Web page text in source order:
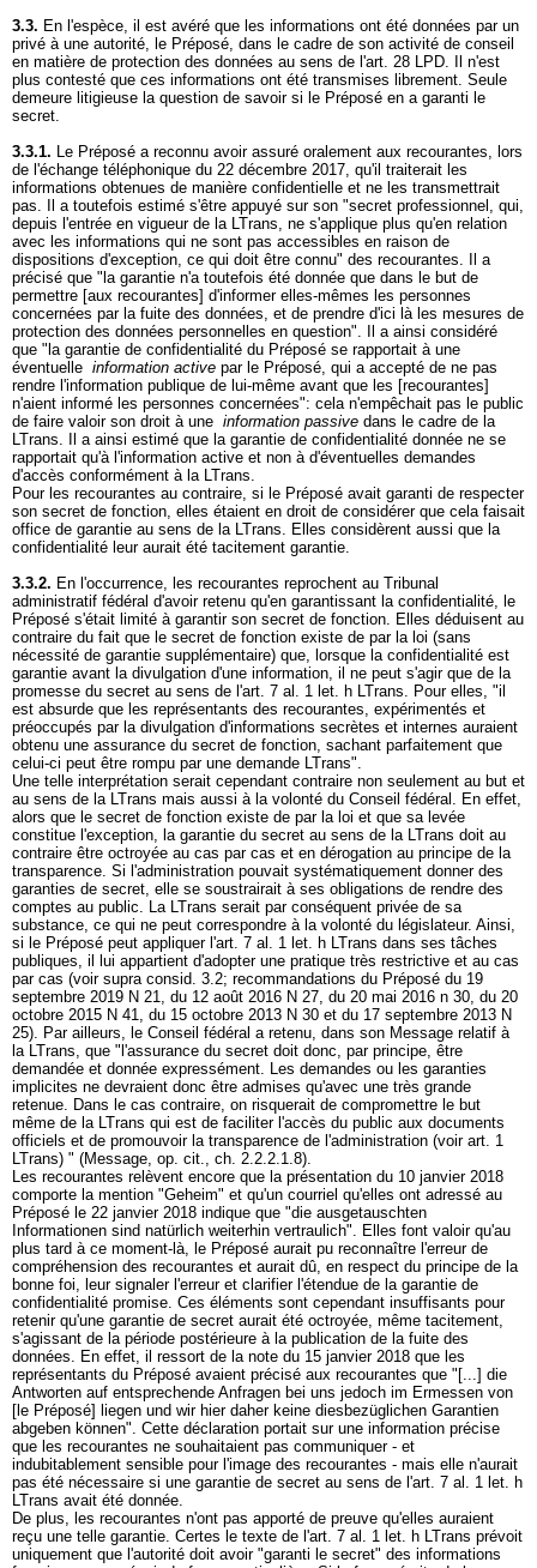
3.3. En l'espèce, il est avéré que les informations ont été données par un
privé à une autorité, le Préposé, dans le cadre de son activité de conseil
en matière de protection des données au sens de l'art. 28 LPD. Il n'est
plus contesté que ces informations ont été transmises librement. Seule
demeure litigieuse la question de savoir si le Préposé en a garanti le
secret.
3.3.1. Le Préposé a reconnu avoir assuré oralement aux recourantes, lors
de l'échange téléphonique du 22 décembre 2017, qu'il traiterait les
informations obtenues de manière confidentielle et ne les transmettrait
pas. Il a toutefois estimé s'être appuyé sur son "secret professionnel, qui,
depuis l'entrée en vigueur de la LTrans, ne s'applique plus qu'en relation
avec les informations qui ne sont pas accessibles en raison de
dispositions d'exception, ce qui doit être connu" des recourantes. Il a
précisé que "la garantie n'a toutefois été donnée que dans le but de
permettre [aux recourantes] d'informer elles-mêmes les personnes
concernées par la fuite des données, et de prendre d'ici là les mesures de
protection des données personnelles en question". Il a ainsi considéré
que "la garantie de confidentialité du Préposé se rapportait à une
éventuelle information active par le Préposé, qui a accepté de ne pas
rendre l'information publique de lui-même avant que les [recourantes]
n'aient informé les personnes concernées": cela n'empêchait pas le public
de faire valoir son droit à une information passive dans le cadre de la
LTrans. Il a ainsi estimé que la garantie de confidentialité donnée ne se
rapportait qu'à l'information active et non à d'éventuelles demandes
d'accès conformément à la LTrans.
Pour les recourantes au contraire, si le Préposé avait garanti de respecter
son secret de fonction, elles étaient en droit de considérer que cela faisait
office de garantie au sens de la LTrans. Elles considèrent aussi que la
confidentialité leur aurait été tacitement garantie.
3.3.2. En l'occurrence, les recourantes reprochent au Tribunal
administratif fédéral d'avoir retenu qu'en garantissant la confidentialité, le
Préposé s'était limité à garantir son secret de fonction. Elles déduisent au
contraire du fait que le secret de fonction existe de par la loi (sans
nécessité de garantie supplémentaire) que, lorsque la confidentialité est
garantie avant la divulgation d'une information, il ne peut s'agir que de la
promesse du secret au sens de l'art. 7 al. 1 let. h LTrans. Pour elles, "il
est absurde que les représentants des recourantes, expérimentés et
préoccupés par la divulgation d'informations secrètes et internes auraient
obtenu une assurance du secret de fonction, sachant parfaitement que
celui-ci peut être rompu par une demande LTrans".
Une telle interprétation serait cependant contraire non seulement au but et
au sens de la LTrans mais aussi à la volonté du Conseil fédéral. En effet,
alors que le secret de fonction existe de par la loi et que sa levée
constitue l'exception, la garantie du secret au sens de la LTrans doit au
contraire être octroyée au cas par cas et en dérogation au principe de la
transparence. Si l'administration pouvait systématiquement donner des
garanties de secret, elle se soustrairait à ses obligations de rendre des
comptes au public. La LTrans serait par conséquent privée de sa
substance, ce qui ne peut correspondre à la volonté du législateur. Ainsi,
si le Préposé peut appliquer l'art. 7 al. 1 let. h LTrans dans ses tâches
publiques, il lui appartient d'adopter une pratique très restrictive et au cas
par cas (voir supra consid. 3.2; recommandations du Préposé du 19
septembre 2019 N 21, du 12 août 2016 N 27, du 20 mai 2016 n 30, du 20
octobre 2015 N 41, du 15 octobre 2013 N 30 et du 17 septembre 2013 N
25). Par ailleurs, le Conseil fédéral a retenu, dans son Message relatif à
la LTrans, que "l'assurance du secret doit donc, par principe, être
demandée et donnée expressément. Les demandes ou les garanties
implicites ne devraient donc être admises qu'avec une très grande
retenue. Dans le cas contraire, on risquerait de compromettre le but
même de la LTrans qui est de faciliter l'accès du public aux documents
officiels et de promouvoir la transparence de l'administration (voir art. 1
LTrans) " (Message, op. cit., ch. 2.2.2.1.8).
Les recourantes relèvent encore que la présentation du 10 janvier 2018
comporte la mention "Geheim" et qu'un courriel qu'elles ont adressé au
Préposé le 22 janvier 2018 indique que "die ausgetauschten
Informationen sind natürlich weiterhin vertraulich". Elles font valoir qu'au
plus tard à ce moment-là, le Préposé aurait pu reconnaître l'erreur de
compréhension des recourantes et aurait dû, en respect du principe de la
bonne foi, leur signaler l'erreur et clarifier l'étendue de la garantie de
confidentialité promise. Ces éléments sont cependant insuffisants pour
retenir qu'une garantie de secret aurait été octroyée, même tacitement,
s'agissant de la période postérieure à la publication de la fuite des
données. En effet, il ressort de la note du 15 janvier 2018 que les
représentants du Préposé avaient précisé aux recourantes que "[...] die
Antworten auf entsprechende Anfragen bei uns jedoch im Ermessen von
[le Préposé] liegen und wir hier daher keine diesbezüglichen Garantien
abgeben können". Cette déclaration portait sur une information précise
que les recourantes ne souhaitaient pas communiquer - et
indubitablement sensible pour l'image des recourantes - mais elle n'aurait
pas été nécessaire si une garantie de secret au sens de l'art. 7 al. 1 let. h
LTrans avait été donnée.
De plus, les recourantes n'ont pas apporté de preuve qu'elles auraient
reçu une telle garantie. Certes le texte de l'art. 7 al. 1 let. h LTrans prévoit
uniquement que l'autorité doit avoir "garanti le secret" des informations